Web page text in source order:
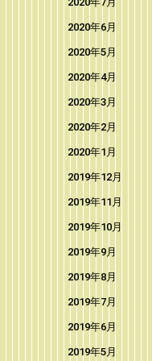
2020年6月
2020年5月
2020年4月
2020年3月
2020年2月
2020年1月
2019年12月
2019年11月
2019年10月
2019年9月
2019年8月
2019年7月
2019年6月
2019年5月